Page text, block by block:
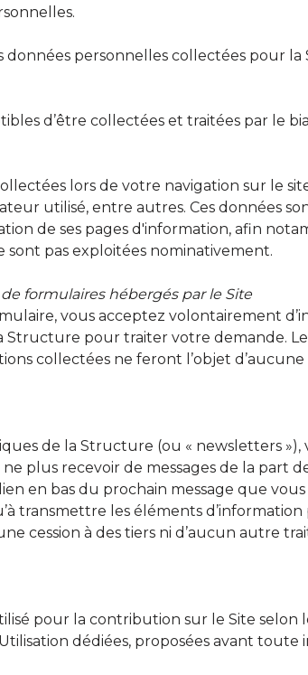
données personnelles collectées pour
d’être collectées et traitées par le
lors de votre navigation sur le
utilisé, entre autres. Ces données
de ses pages d'information, afin
sont pas exploitées nominativement.
formulaires hébergés par le Site
vous acceptez volontairement
pour traiter votre demande.
collectées ne feront l’objet d’aucune
de la Structure (ou « newsletters
plus recevoir de messages de la part
en bas du prochain message que
transmettre les éléments d’information
cession à des tiers ni d’aucun autre
pour la contribution sur le Site selon
dédiées, proposées avant toute